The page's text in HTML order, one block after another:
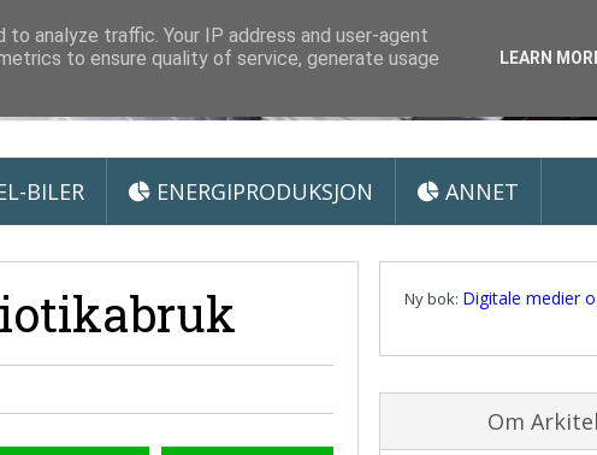
BILER ENERGIPRODUKSJON ANNET
Ny bok: Digitale medier
Om
analyze traffic. Your IP address and user-agent
to ensure quality of service, generate usage
LEARN